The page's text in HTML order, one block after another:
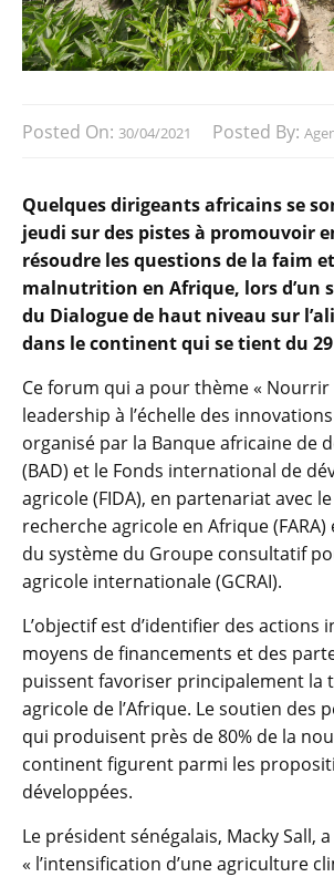
Posted On: 30/04/2021 Posted By:
Quelques dirigeants africains se
jeudi sur des pistes à promouvoir
résoudre les questions de la faim
malnutrition en Afrique, lors d’un
du Dialogue de haut niveau sur
dans le continent qui se tient du
Ce forum qui a pour thème « Nourrir
leadership à l’échelle des
organisé par la Banque africaine de
(BAD) et le Fonds international de
agricole (FIDA), en partenariat avec
recherche agricole en Afrique (FARA)
du système du Groupe consultatif
agricole internationale (GCRAI).
L’objectif est d’identifier des actions
moyens de financements et des
puissent favoriser principalement la
agricole de l’Afrique. Le soutien des
qui produisent près de 80% de la
continent figurent parmi les
développées.
Le président sénégalais, Macky Sall,
« l’intensification d’une agriculture